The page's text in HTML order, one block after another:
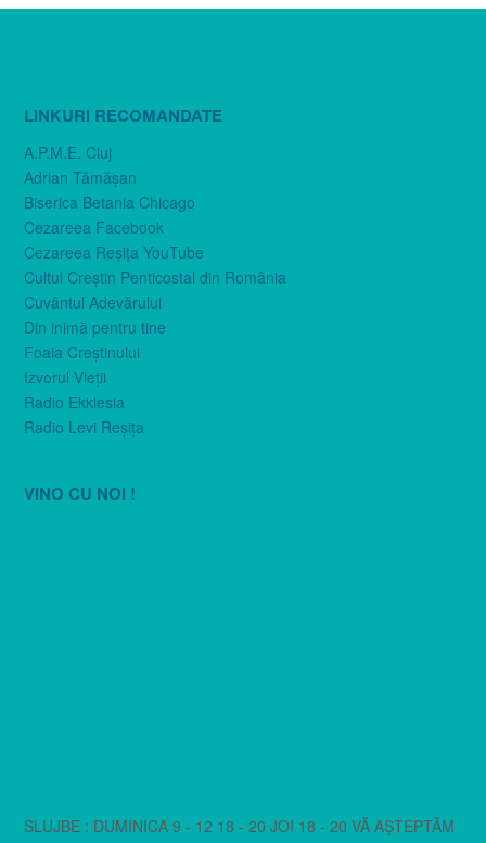
LINKURI RECOMANDATE
A.P.M.E. Cluj
Adrian Tămăşan
Biserica Betania Chicago
Cezareea Facebook
Cezareea Reşiţa YouTube
Cultul Creştin Penticostal din România
Cuvântul Adevărului
Din inimă pentru tine
Foaia Creştinului
Izvorul Vieţii
Radio Ekklesia
Radio Levi Reşiţa
VINO CU NOI !
SLUJBE : DUMINICA 9 - 12 18 - 20 JOI 18 - 20 VĂ AȘTEPTĂM